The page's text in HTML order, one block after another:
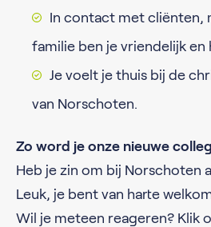
In contact met cliënten,
familie ben je vriendelijk en
Je voelt je thuis bij de
van Norschoten.
Zo word je onze nieuwe
Heb je zin om bij Norschoten
Leuk, je bent van harte
Wil je meteen reageren? Klik